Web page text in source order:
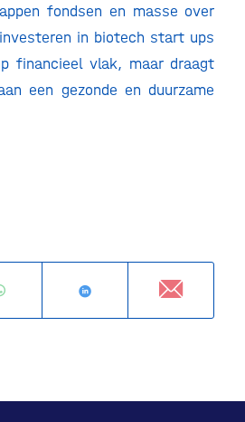
fondsen en masse over
in biotech start ups
financieel vlak, maar draagt
een gezonde en duurzame